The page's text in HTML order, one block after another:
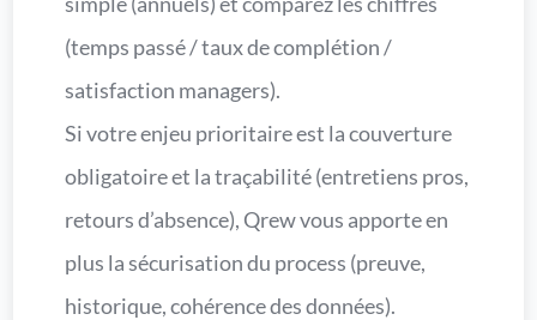
(temps passé / taux de complétion /
satisfaction managers).
Si votre enjeu prioritaire est la couverture
obligatoire et la traçabilité (entretiens pros,
retours d’absence), Qrew vous apporte en
plus la sécurisation du process (preuve,
historique, cohérence des données).